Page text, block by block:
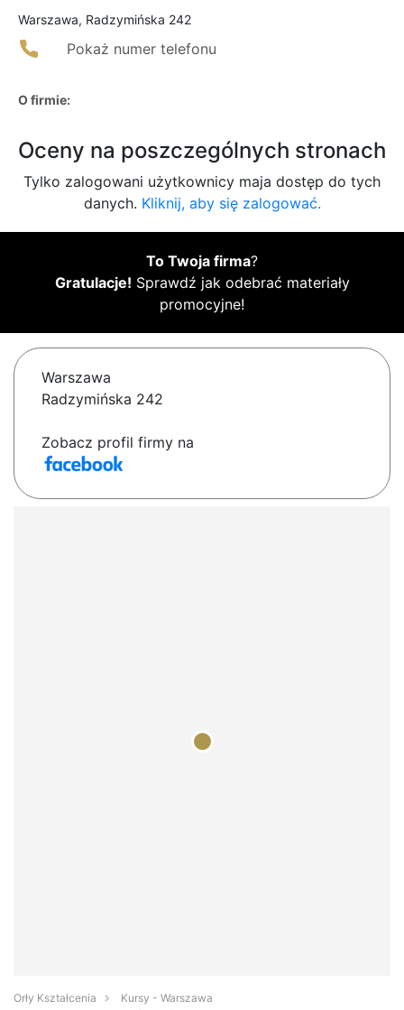
Warszawa, Radzymińska 242
Pokaż numer telefonu
O firmie:
Oceny na poszczególnych stronach
Tylko zalogowani użytkownicy maja dostęp do tych
danych. Kliknij, aby się zalogować.
To Twoja firma?
Gratulacje! Sprawdź jak odebrać materiały
promocyjne!
Warszawa
Radzymińska 242
Zobacz profil firmy na
Orły Kształcenia
Kursy - Warszawa